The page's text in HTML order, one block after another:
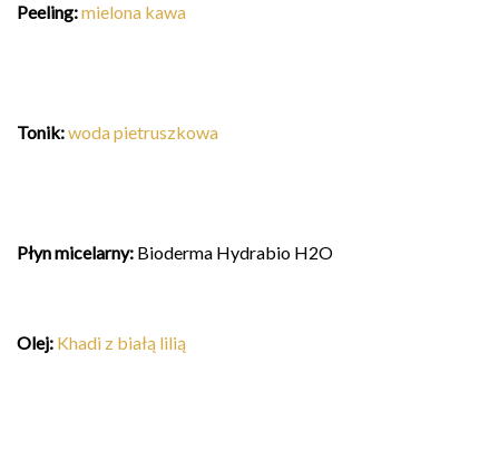
Peeling:mielona kawa
Tonik:wodapietruszkowa
Płyn micelarny: Bioderma Hydrabio H2O
Olej: Khadi z białą lilią